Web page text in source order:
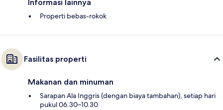
Informasi lainnya
Properti bebas-rokok
Fasilitas properti
Makanan dan minuman
Sarapan Ala Inggris (dengan biaya tambahan), setiap hari
pukul 06.30–10.30